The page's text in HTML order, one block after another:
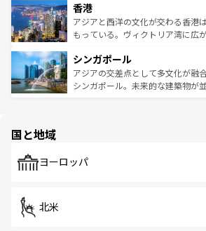
とつ。フォーやバインミー、ベト
ひ現地で味わいたい。どの地域を
が旅行者を迎えてくれるので、き
参照してほしい。
の活気が交差している。北部では
帯で自然と触れ合い、南部ではプ
いビーチでリゾート気分を楽しむ
激する。気候は一年中温暖で、ど
が待っている。親しみやすいタイ
た文化、そして多様な観光資源が
香港
アジアと西洋の文化が交わる香港
もっている。ヴィクトリア湾に広
み、どこを訪れても感動するはず
ており、効率よく見どころを回れ
うな絶景から文化的な体験まで、
シンガポール
アジアの交差点として多文化が融
シンガポール。未来的な建築物が
で、ホーカーズは地元の風情を楽
国と地域
ヨーロッパ
北米